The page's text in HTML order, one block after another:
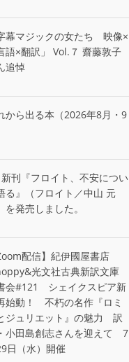
幕マジックの女たち 映像×
語×翻訳」 Vol.７ 齋藤敦子
追悼
から出る本（2026年8月・9
刊『フロイト、不安につい
る』（フロイト／中山 元
を発売しました。
配信】紀伊國屋書店
光文社古典新訳文庫
会#121 シェイクスピア新
始動！ 不朽の名作『ロミ
ジュリエット』の魅力 訳
小田島創志さんを迎えて 7
日（水）開催